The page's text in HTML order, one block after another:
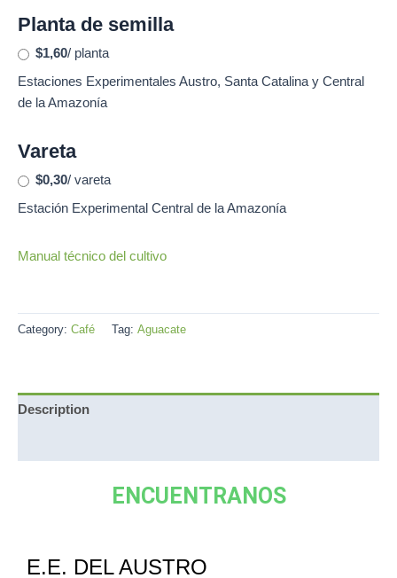
Planta de semilla
$1,60/ planta
Estaciones Experimentales Austro, Santa Catalina y Central
de la Amazonía
Vareta
$0,30/ vareta
Estación Experimental Central de la Amazonía
Manual técnico del cultivo
Category: Café Tag: Aguacate
Description
ENCUENTRANOS
E.E. DEL AUSTRO